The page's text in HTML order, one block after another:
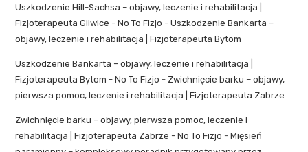
Uszkodzenie Hill-Sachsa – objawy, leczenie i rehabilitacja |
Fizjoterapeuta Gliwice - No To Fizjo -Uszkodzenie Bankarta –
objawy, leczenie i rehabilitacja | Fizjoterapeuta Bytom
Uszkodzenie Bankarta – objawy, leczenie i rehabilitacja |
Fizjoterapeuta Bytom - No To Fizjo - Zwichnięcie barku – objawy,
pierwsza pomoc, leczenie i rehabilitacja | Fizjoterapeuta Zabrze
Zwichnięcie barku – objawy, pierwsza pomoc, leczenie i
rehabilitacja | Fizjoterapeuta Zabrze - No To Fizjo -Mięsień